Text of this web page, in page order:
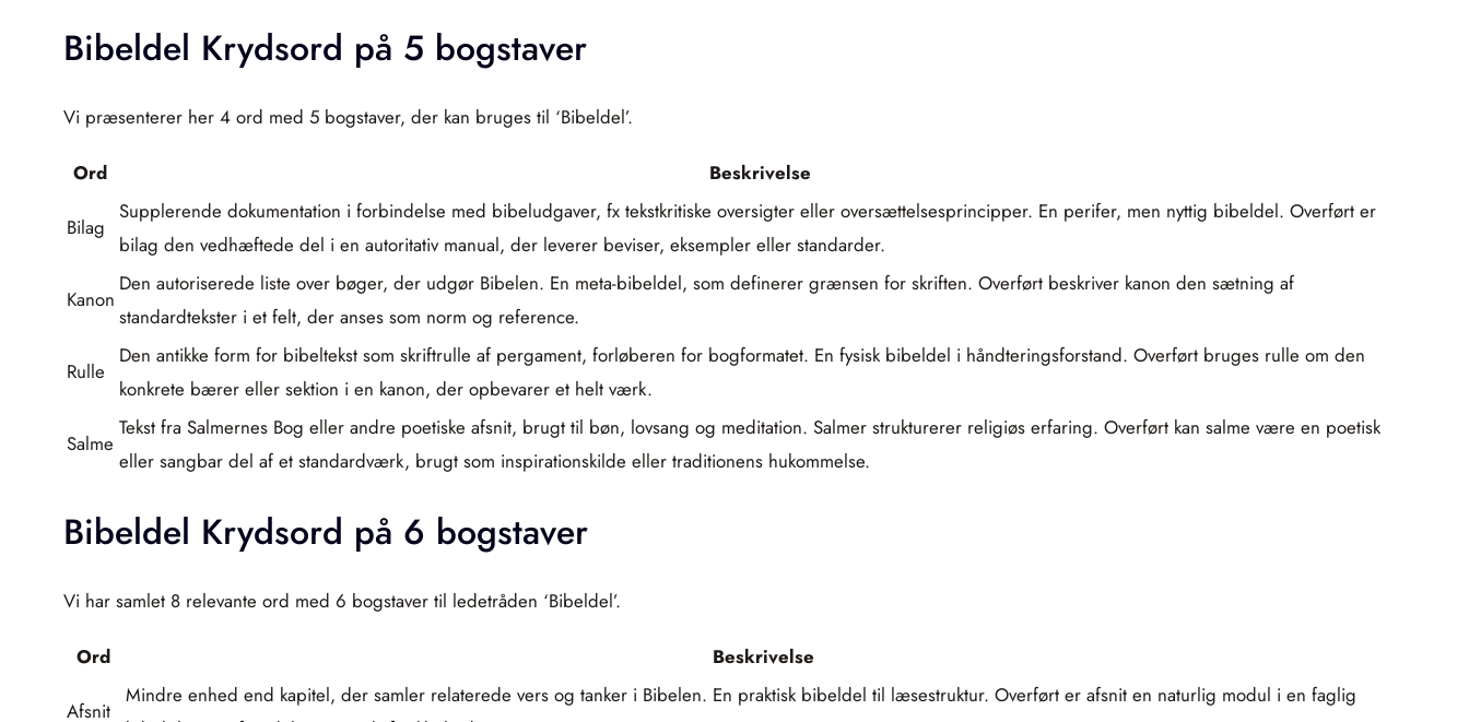
Bibeldel Krydsord på 5 bogstaver
Vi præsenterer her 4 ord med 5 bogstaver, der kan bruges til ‘Bibeldel’.
Ord Beskrivelse
Bilag
Supplerende dokumentation i forbindelse med bibeludgaver, fx tekstkritiske oversigter eller oversættelsesprincipper. En perifer, men nyttig bibeldel. Overført er
bilag den vedhæftede del i en autoritativ manual, der leverer beviser, eksempler eller standarder.
Kanon
Den autoriserede liste over bøger, der udgør Bibelen. En meta-bibeldel, som definerer grænsen for skriften. Overført beskriver kanon den sætning af
standardtekster i et felt, der anses som norm og reference.
Rulle
Den antikke form for bibeltekst som skriftrulle af pergament, forløberen for bogformatet. En fysisk bibeldel i håndteringsforstand. Overført bruges rulle om den
konkrete bærer eller sektion i en kanon, der opbevarer et helt værk.
Salme
Tekst fra Salmernes Bog eller andre poetiske afsnit, brugt til bøn, lovsang og meditation. Salmer strukturerer religiøs erfaring. Overført kan salme være en poetisk
eller sangbar del af et standardværk, brugt som inspirationskilde eller traditionens hukommelse.
Bibeldel Krydsord på 6 bogstaver
Vi har samlet 8 relevante ord med 6 bogstaver til ledetråden ‘Bibeldel’.
Ord Beskrivelse
Afsnit
Mindre enhed end kapitel, der samler relaterede vers og tanker i Bibelen. En praktisk bibeldel til læsestruktur. Overført er afsnit en naturlig modul i en faglig